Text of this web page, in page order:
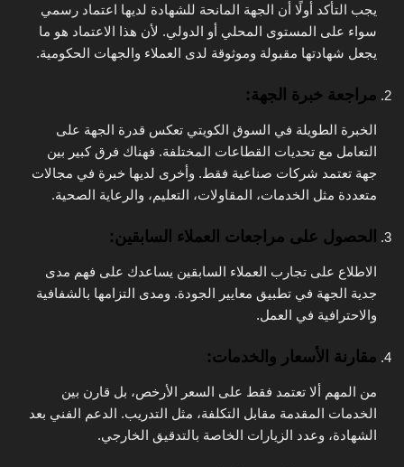
يجب التأكد أولًا أن الجهة المانحة للشهادة لديها اعتماد رسمي
سواء على المستوى المحلي أو الدولي. لأن هذا الاعتماد هو ما
يجعل شهادتها مقبولة وموثوقة لدى العملاء والجهات الحكومية.
مراجعة خبرة الجهة :
الخبرة الطويلة في السوق الكويتي تعكس قدرة الجهة على
التعامل مع تحديات القطاعات المختلفة. فهناك فرق كبير بين
جهة تعتمد شركات صناعية فقط. وأخرى لديها خبرة في مجالات
متعددة مثل الخدمات، المقاولات، التعليم، والرعاية الصحية.
الحصول على مراجعات العملاء السابقين :
الاطلاع على تجارب العملاء السابقين يساعدك على فهم مدى
جدية الجهة في تطبيق معايير الجودة. ومدى التزامها بالشفافية
والاحترافية في العمل.
مقارنة الأسعار والخدمات:
من المهم ألا تعتمد فقط على السعر الأرخص، بل قارن بين
الخدمات المقدمة مقابل التكلفة، مثل التدريب. الدعم الفني بعد
الشهادة، وعدد الزيارات الخاصة بالتدقيق الخارجي.